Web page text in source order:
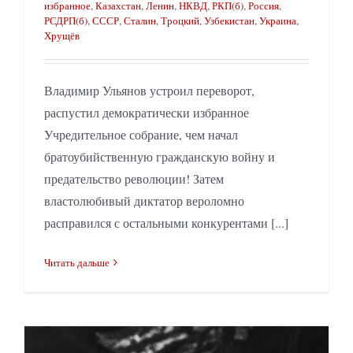
избранное,Казахстан,Ленин,НКВД,РКП(б),Россия,
РСДРП(б),СССР,Сталин,Троцкий,Узбекистан,Украина,
Хрущёв
Владимир Ульянов устроил переворот,
распустил демократически избранное
Учредительное собрание, чем начал
братоубийственную гражданскую войну и
предательство революции! Затем
властолюбивый диктатор вероломно
расправился с остальными конкурентами [...]
Читать дальше